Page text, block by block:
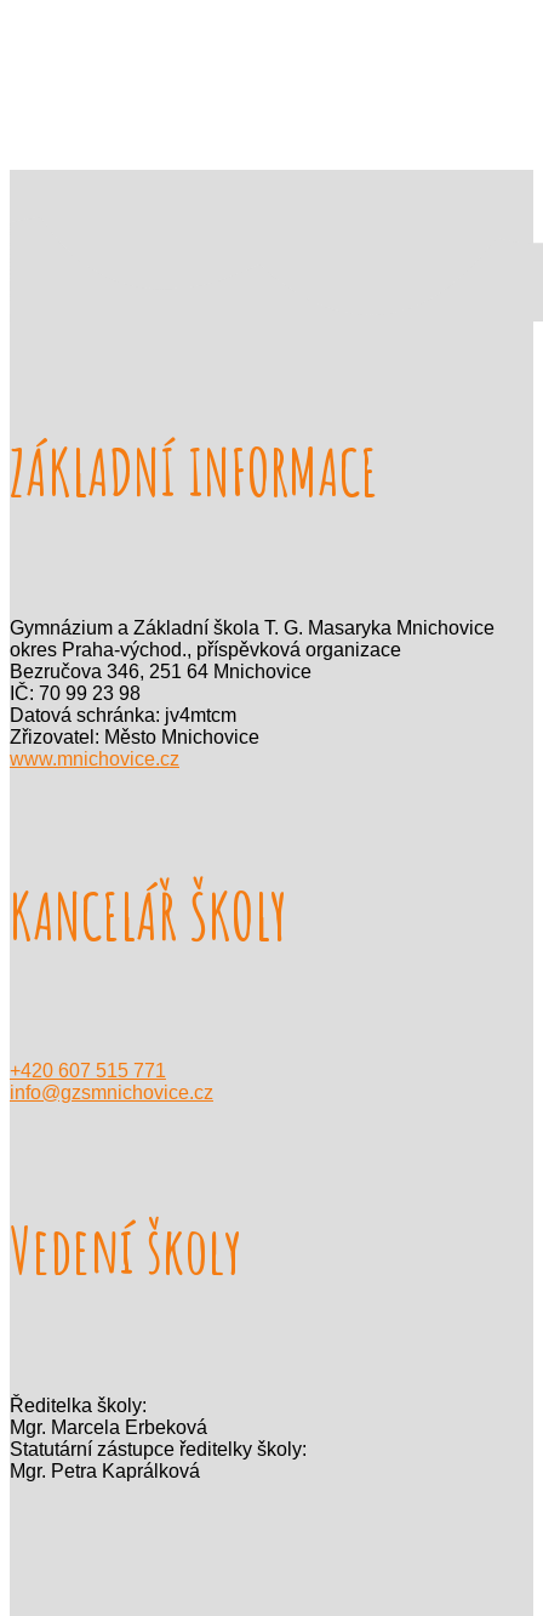
ZÁKLADNÍ INFORMACE
Gymnázium a Základní škola T. G. Masaryka Mnichovice
okres Praha-východ., příspěvková organizace
Bezručova 346, 251 64 Mnichovice
IČ: 70 99 23 98
Datová schránka: jv4mtcm
Zřizovatel: Město Mnichovice
www.mnichovice.cz
KANCELÁŘ ŠKOLY
+420 607 515 771
info@gzsmnichovice.cz
Vedení školy
Ředitelka školy:
Mgr. Marcela Erbeková
Statutární zástupce ředitelky školy:
Mgr. Petra Kaprálková